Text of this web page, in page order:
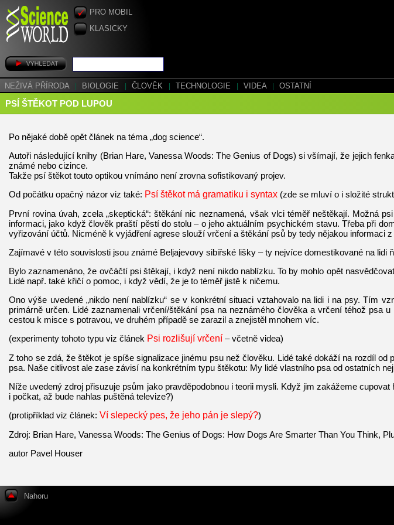
PRO MOBIL
KLASICKY
NEŽIVÁ PŘÍRODA BIOLOGIE ČLOVĚK TECHNOLOGIE VIDEA OSTATNÍ
PSÍ ŠTĚKOT POD LUPOU
Po nějaké době opět článek na téma „dog science“.
Autoři následující knihy (Brian Hare, Vanessa Woods: The Genius of Dogs) si všímají, že jejich
známé nebo cizince.
Takže psí štěkot touto optikou vnímáno není zrovna sofistikovaný projev.
Od počátku opačný názor viz také: Psí štěkot má gramatiku i syntax (zde se mluví o i složité
První rovina úvah, zcela „skeptická“: štěkání nic neznamená, však vlci téměř neštěkají. Možná
informaci, jako když člověk praští pěstí do stolu – o jeho aktuálním psychickém stavu. Třeba při
vyřizování účtů. Nicméně k vyjádření agrese slouží vrčení a štěkání psů by tedy nějakou informaci z
Zajímavé v této souvislosti jsou známé Beljajevovy sibiřské lišky – ty nejvíce domestikované na lidi
Bylo zaznamenáno, že ovčáčtí psi štěkají, i když není nikdo nablízku. To by mohlo opět
Lidé např. také křičí o pomoc, i když vědí, že je to téměř jistě k ničemu.
Ono výše uvedené „nikdo není nablízku“ se v konkrétní situaci vztahovalo na lidi i na psy. Tím
primárně určen. Lidé zaznamenali vrčení/štěkání psa na neznámého člověka a vrčení téhož
cestou k misce s potravou, ve druhém případě se zarazil a znejistěl mnohem víc.
(experimenty tohoto typu viz článek Psi rozlišují vrčení – včetně videa)
Z toho se zdá, že štěkot je spíše signalizace jinému psu než člověku. Lidé také dokáží na rozdíl
psa. Naše citlivost ale zase závisí na konkrétním typu štěkotu: My lidé vlastního psa od ostatních
Níže uvedený zdroj přisuzuje psům jako pravděpodobnou i teorii mysli. Když jim zakážeme
i počkat, až bude nahlas puštěná televize?)
(protipříklad viz článek: Ví slepecký pes, že jeho pán je slepý?)
Zdroj: Brian Hare, Vanessa Woods: The Genius of Dogs: How Dogs Are Smarter Than You Think,
autor Pavel Houser
Nahoru